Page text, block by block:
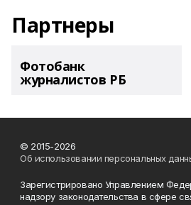
Партнеры
Фотобанк
журналистов РБ
© 2015-2026
Об использовании персональных
Зарегистрировано Управлением
надзору законодательства в сфере